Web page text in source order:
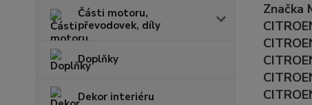
Části motoru,
převodovek, díly
Doplňky
Dekor interiéru
Značka